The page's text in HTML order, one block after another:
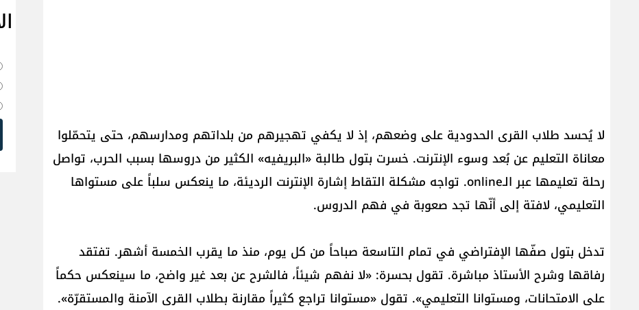
لا يُحسد طلاب القرى الحدودية على وضعهم، إذ لا يكفي تهجيرهم من بلداتهم ومدارسهم، حتى يتحمّلوا
معاناة التعليم عن بُعد وسوء الإنترنت. خسرت بتول طالبة «البريفيه» الكثير من دروسها بسبب الحرب، تواصل
رحلة تعليمها عبر الـonline. تواجه مشكلة التقاط إشارة الإنترنت الرديئة، ما ينعكس سلباً على مستواها
التعليمي، لافتة إلى أنّها تجد صعوبة في فهم الدروس.
تدخل بتول صفّها الإفتراضي في تمام التاسعة صباحاً من كل يوم، منذ ما يقرب الخمسة أشهر. تفتقد
رفاقها وشرح الأستاذ مباشرة. تقول بحسرة: «لا نفهم شيئاً، فالشرح عن بعد غير واضح، ما سينعكس حكماً
على الامتحانات، ومستوانا التعليمي». تقول «مستوانا تراجع كثيراً مقارنة بطلاب القرى الآمنة والمستقرّة».